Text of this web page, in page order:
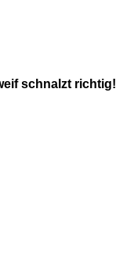
schnalzt richtig!